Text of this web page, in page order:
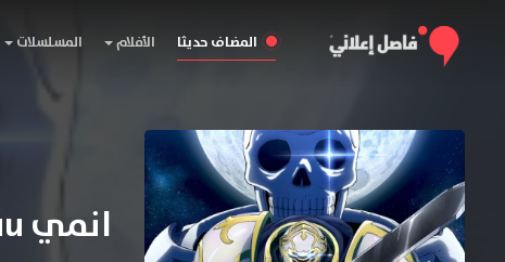
المضاف حديثا الأفلام المسلسلات
انمي Gaikotsu Kishi-sama Tadaima Isekai e Odekakechuu